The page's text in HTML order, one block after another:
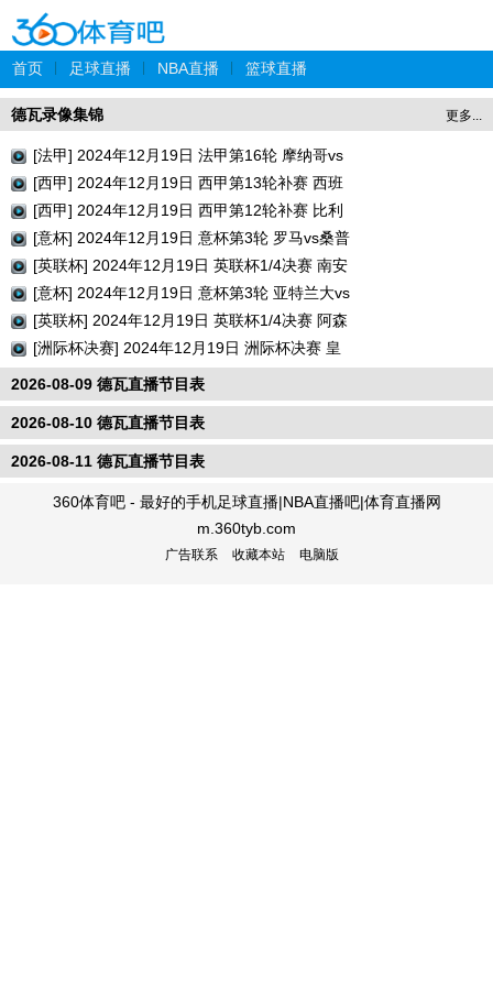
首页 足球直播 NBA直播 篮球直播
更多...
德瓦录像集锦
[法甲] 2024年12月19日 法甲第16轮 摩纳哥vs
巴黎圣日耳曼 全场录像回放
[西甲] 2024年12月19日 西甲第13轮补赛 西班
牙人vs瓦伦西亚 全场录像回放
[西甲] 2024年12月19日 西甲第12轮补赛 比利
亚雷亚尔vs巴列卡诺 全场录像回放
[意杯] 2024年12月19日 意杯第3轮 罗马vs桑普
多利亚 全场录像回放
[英联杯] 2024年12月19日 英联杯1/4决赛 南安
普顿vs利物浦 全场录像回放
[意杯] 2024年12月19日 意杯第3轮 亚特兰大vs
切塞纳 全场录像回放
[英联杯] 2024年12月19日 英联杯1/4决赛 阿森
纳vs水晶宫 全场录像回放
[洲际杯决赛] 2024年12月19日 洲际杯决赛 皇
家马德里vs帕丘卡 全场录像回放
2026-08-09 德瓦直播节目表
2026-08-10 德瓦直播节目表
2026-08-11 德瓦直播节目表
360体育吧 - 最好的手机足球直播|NBA直播吧|体育直播网
m.360tyb.com
广告联系 收藏本站 电脑版